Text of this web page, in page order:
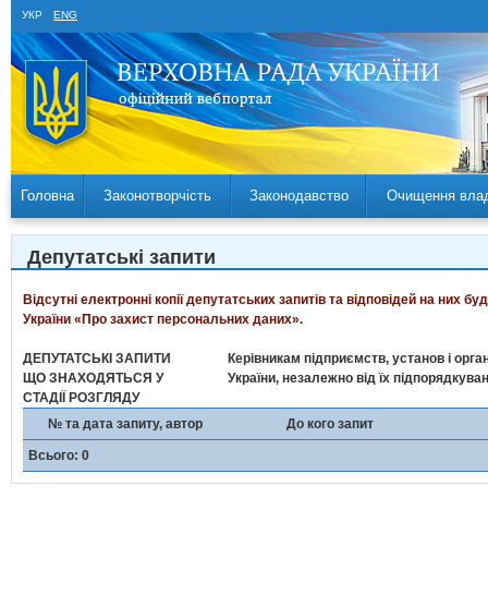
УКР ENG
Головна Законотворчість Законодавство Очищення
Депутатські запити
Відсутні електронні копії депутатських запитів та відповідей на
України «Про захист персональних даних».
ДЕПУТАТСЬКІ ЗАПИТИ
ЩО ЗНАХОДЯТЬСЯ У
СТАДІЇ РОЗГЛЯДУ
Керівникам підприємств, установ і
України, незалежно від їх
№ та дата запиту, автор До кого запит
Всього: 0